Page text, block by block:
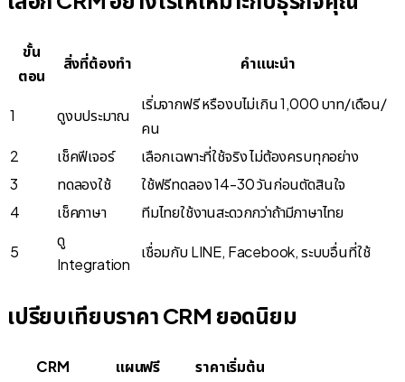
ขั้น
ตอน
สิ่งที่ต้องทำ คำแนะนำ
1 ดูงบประมาณ
เริ่มจากฟรี หรืองบไม่เกิน 1,000 บาท/เดือน/
คน
2
เช็คฟีเจอร์
เลือกเฉพาะที่ใช้จริง ไม่ต้องครบทุกอย่าง
3
ทดลองใช้
ใช้ฟรีทดลอง 14-30 วันก่อนตัดสินใจ
4
เช็คภาษา ทีมไทยใช้งานสะดวกกว่าถ้ามีภาษาไทย
5
ดู
Integration
เชื่อมกับ LINE, Facebook, ระบบอื่นที่ใช้
เปรียบเทียบราคา CRM ยอดนิยม
CRM แผนฟรี
ราคาเริ่มต้น